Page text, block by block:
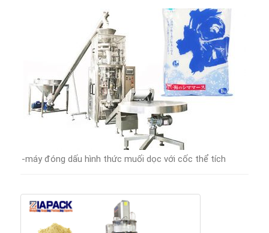
-máy đóng dấu hình thức muối dọc với cốc thể tích